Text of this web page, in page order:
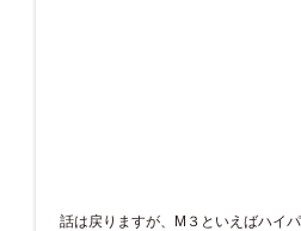
話は戻りますが、M３といえばハイ